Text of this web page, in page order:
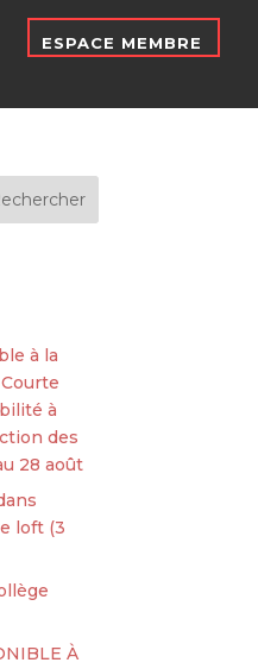
ESPACE MEMBRE
à la
à
des
28 août
loft (3
À